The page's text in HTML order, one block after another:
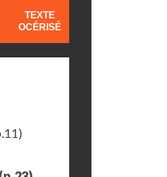
TEXTE
OCÉRISÉ